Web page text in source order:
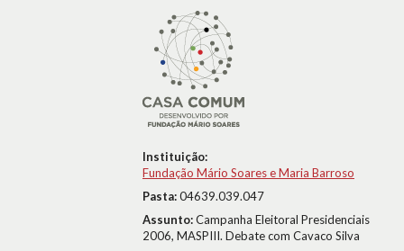
Instituição:
Fundação Mário Soares e Maria Barroso
Pasta:04639.039.047
Assunto:Campanha Eleitoral Presidenciais
2006, MASPIII. Debate com Cavaco Silva